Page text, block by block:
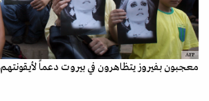
AFP
معجبون بفيروز يتظاهرون في بيروت دعماً لأيقونتهم 2010.